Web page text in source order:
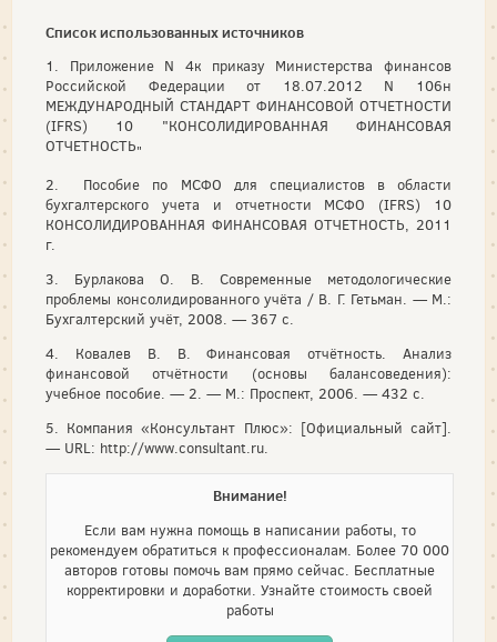
Список использованных источников
1. Приложение N 4к приказу Министерства финансов
Российской Федерации от 18.07.2012 N 106н
МЕЖДУНАРОДНЫЙ СТАНДАРТ ФИНАНСОВОЙ ОТЧЕТНОСТИ
(IFRS) 10 "КОНСОЛИДИРОВАННАЯ ФИНАНСОВАЯ
ОТЧЕТНОСТЬ"
2. Пособие по МСФО для специалистов в области
бухгалтерского учета и отчетности МСФО (IFRS) 10
КОНСОЛИДИРОВАННАЯ ФИНАНСОВАЯ ОТЧЕТНОСТЬ, 2011
г.
3. Бурлакова О. В. Современные методологические
проблемы консолидированного учёта / В. Г. Гетьман. — М.:
Бухгалтерский учёт, 2008. — 367 с.
4. Ковалев В. В. Финансовая отчётность. Анализ
финансовой отчётности (основы балансоведения):
учебное пособие. — 2. — М.: Проспект, 2006. — 432 с.
5. Компания «Консультант Плюс»: [Официальный сайт].
— URL: http://www.consultant.ru.
Внимание!
Если вам нужна помощь в написании работы, то
рекомендуем обратиться к профессионалам. Более 70 000
авторов готовы помочь вам прямо сейчас. Бесплатные
корректировки и доработки. Узнайте стоимость своей
работы